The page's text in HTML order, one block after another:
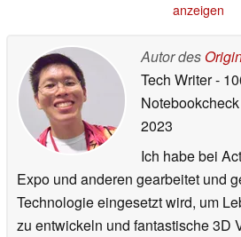
anzeigen
Autor des
Tech Writer-
2023
Ich habe bei
Expo und anderen gearbeitet und
Technologie eingesetzt wird, um
zu entwickeln und fantastische 3D